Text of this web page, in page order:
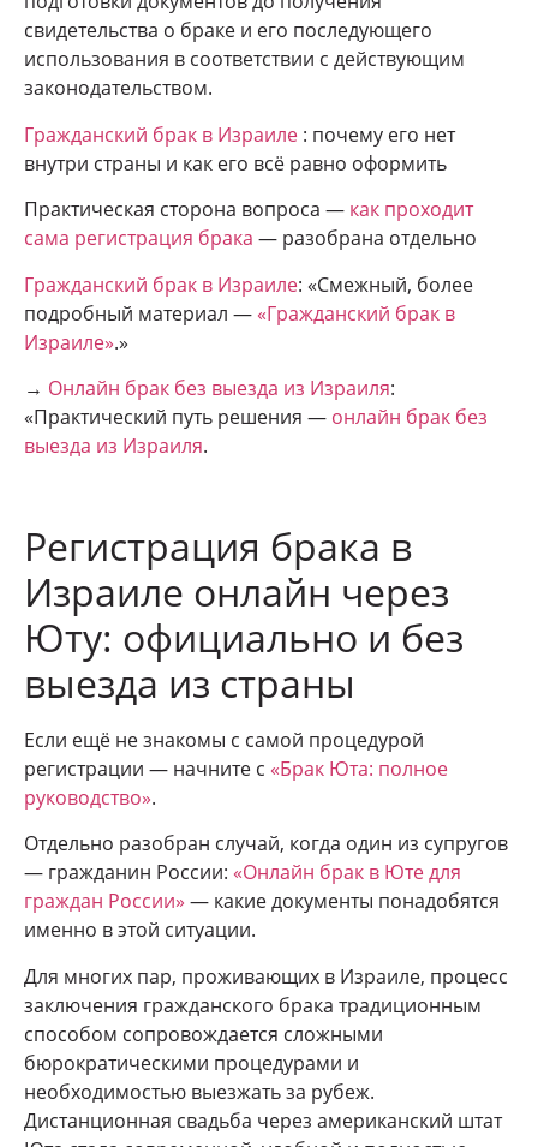
свидетельства о браке и его последующего
использования в соответствии с действующим
законодательством.
Гражданский брак в Израиле : почему его нет
внутри страны и как его всё равно оформить
Практическая сторона вопроса — как проходит
сама регистрация брака — разобрана отдельно
Гражданский брак в Израиле: «Смежный, более
подробный материал — «Гражданский брак в
Израиле».»
→ Онлайн брак без выезда из Израиля:
«Практический путь решения — онлайн брак без
выезда из Израиля.
Регистрация брака в
Израиле онлайн через
Юту: официально и без
выезда из страны
Если ещё не знакомы с самой процедурой
регистрации — начните с «Брак Юта: полное
руководство».
Отдельно разобран случай, когда один из супругов
— гражданин России: «Онлайн брак в Юте для
граждан России» — какие документы понадобятся
именно в этой ситуации.
Для многих пар, проживающих в Израиле, процесс
заключения гражданского брака традиционным
способом сопровождается сложными
бюрократическими процедурами и
необходимостью выезжать за рубеж.
Дистанционная свадьба через американский штат